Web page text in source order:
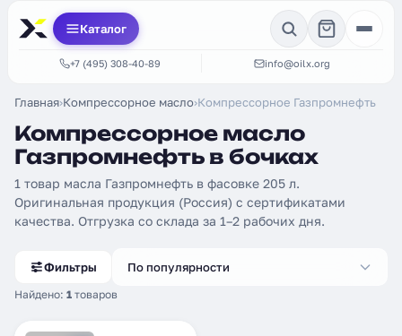
Каталог
+7 (495) 308-40-89 info@oilx.org
Главная›Компрессорное масло›Компрессорное Газпромнефть
Компрессорное масло
Газпромнефть в бочках
1 товар масла Газпромнефть в фасовке 205 л.
Оригинальная продукция (Россия) с сертификатами
качества. Отгрузка со склада за 1–2 рабочих дня.
Фильтры
Найдено: 1 товаров
По популярности